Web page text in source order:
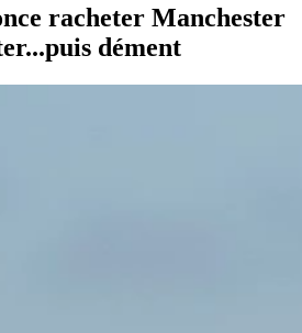
racheter Manchester
dément